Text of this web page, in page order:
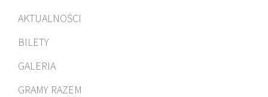
AKTUALNOŚCI
BILETY
GALERIA
GRAMY RAZEM